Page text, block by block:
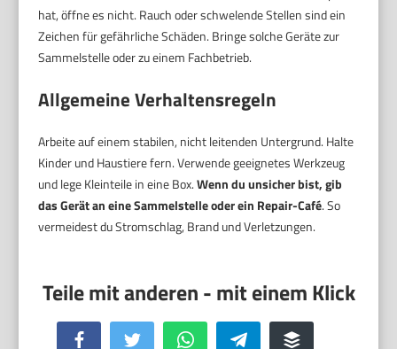
hat, öffne es nicht. Rauch oder schwelende Stellen sind ein
Zeichen für gefährliche Schäden. Bringe solche Geräte zur
Sammelstelle oder zu einem Fachbetrieb.
Allgemeine Verhaltensregeln
Arbeite auf einem stabilen, nicht leitenden Untergrund. Halte
Kinder und Haustiere fern. Verwende geeignetes Werkzeug
und lege Kleinteile in eine Box.Wenn du unsicher bist, gib
das Gerät an eine Sammelstelle oder ein Repair-Café. So
vermeidest du Stromschlag, Brand und Verletzungen.
Facebook Twitter WhatsApp Telegram Buffer